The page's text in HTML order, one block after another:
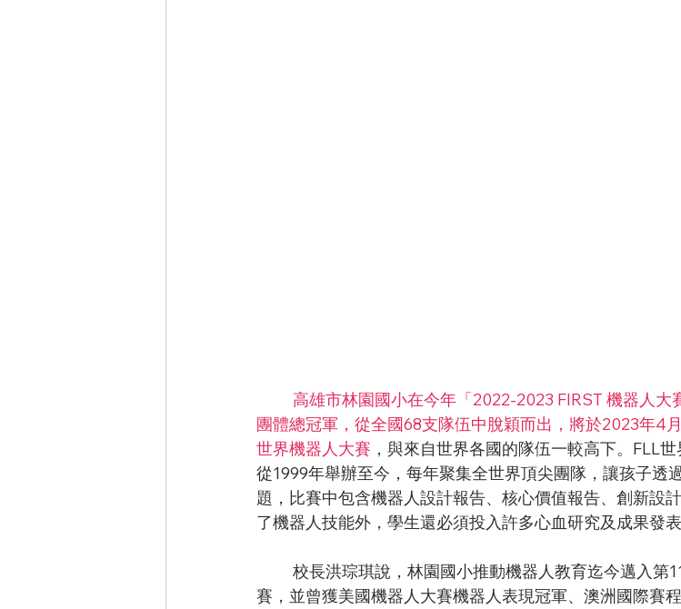
高雄市林園國小在今年「2022-2023 FIRST 機器人
團體總冠軍，從全國68支隊伍中脫穎而出，將於2023年4
世界機器人大賽 ，與來自世界各國的隊伍一較高下。FLL
從1999年舉辦至今，每年聚集全世界頂尖團隊，讓孩子透
題，比賽中包含機器人設計報告、核心價值報告、創新設
了機器人技能外，學生還必須投入許多心血研究及成果發表
賽，並曾獲美國機器人大賽機器人表現冠軍、澳洲國際賽